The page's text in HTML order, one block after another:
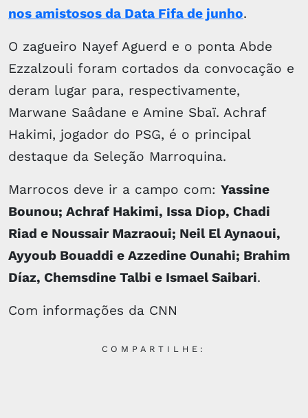
nos amistosos da Data Fifa de junho.
O zagueiro Nayef Aguerd e o ponta Abde
Ezzalzouli foram cortados da convocação e
deram lugar para, respectivamente,
Marwane Saâdane e Amine Sbaï. Achraf
Hakimi, jogador do PSG, é o principal
destaque da Seleção Marroquina.
Marrocos deve ir a campo com: Yassine
Bounou; Achraf Hakimi, Issa Diop, Chadi
Riad e Noussair Mazraoui; Neil El Aynaoui,
Ayyoub Bouaddi e Azzedine Ounahi; Brahim
Díaz, Chemsdine Talbi e Ismael Saibari.
Com informações da CNN
COMPARTILHE: